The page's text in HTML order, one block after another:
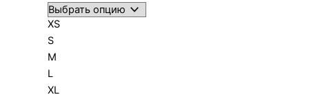
XS
S
M
L
XL